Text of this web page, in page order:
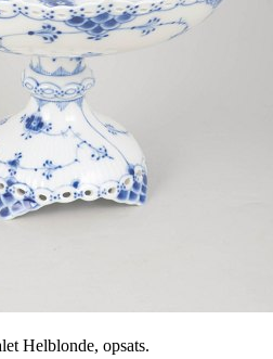
Helblonde, opsats.